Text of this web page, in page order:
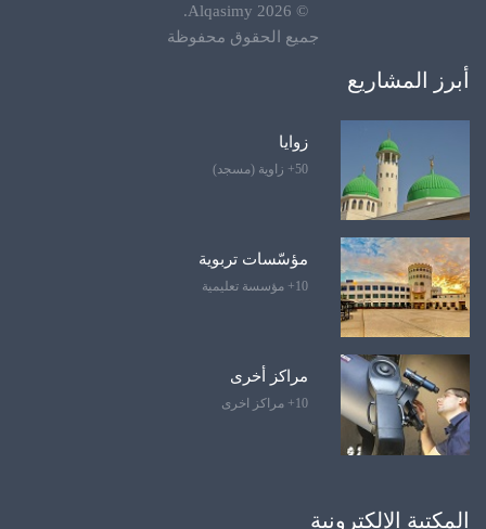
©
2026
Alqasimy
.
جميع الحقوق محفوظة
أبرز المشاريع
زوايا
50+ زاوية (مسجد)
مؤسّسات تربوية
10+ مؤسسة تعليمية
مراكز أخرى
10+ مراكز اخرى
المكتبة الإلكترونية